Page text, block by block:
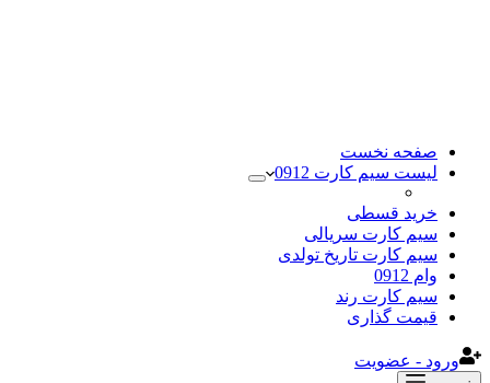
صفحه نخست
لیست سیم کارت 0912
خرید قسطی
سیم کارت سریالی
سیم کارت تاریخ تولدی
وام 0912
سیم کارت رند
قیمت گذاری
ورود - عضویت